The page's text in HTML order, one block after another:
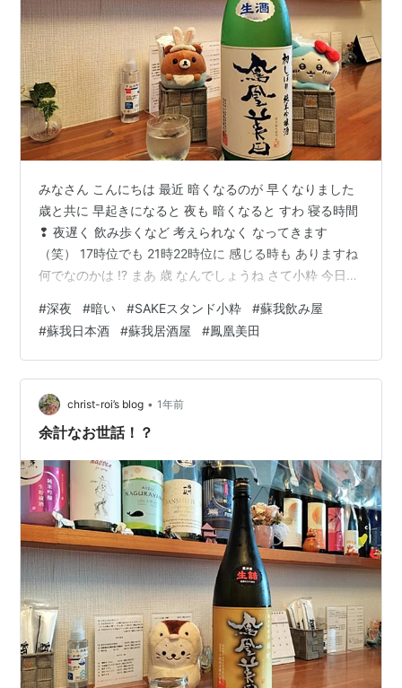
みなさん こんにちは 最近 暗くなるのが 早くなりました
歳と共に 早起きになると 夜も 暗くなると すわ 寝る時間
❢ 夜遅く 飲み歩くなど 考えられなく なってきます
（笑） 17時位でも 21時22時位に 感じる時も ありますね
何でなのかは !? まあ 歳 なんでしょうね さて小粋 今日ご
でん） 初しぼり 純米吟醸 生酒 五百万石で醸した 秋の新
酒初しぼり ヌーボー 新酒のフレッシュ感を 小粋で是非
どうぞ では また
#深夜 #暗い #SAKEスタンド小粋 #蘇我飲み屋
#蘇我日本酒 #蘇我居酒屋 #鳳凰美田
christ-roi’s blog • 1年前
余計なお世話！？